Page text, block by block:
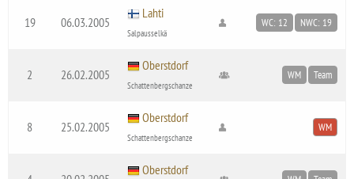
19 06.03.2005
Lahti
Salpausselkä
WC: 12 NWC: 19
2 26.02.2005
Oberstdorf
Schattenbergschanze
WM Team
8 25.02.2005
Oberstdorf
Schattenbergschanze
WM
Oberstdorf